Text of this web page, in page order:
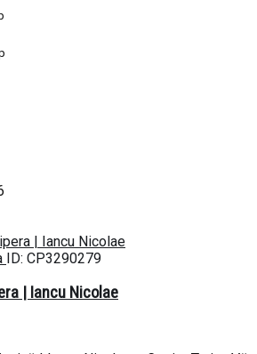
ID: CP3290279
| Iancu Nicolae